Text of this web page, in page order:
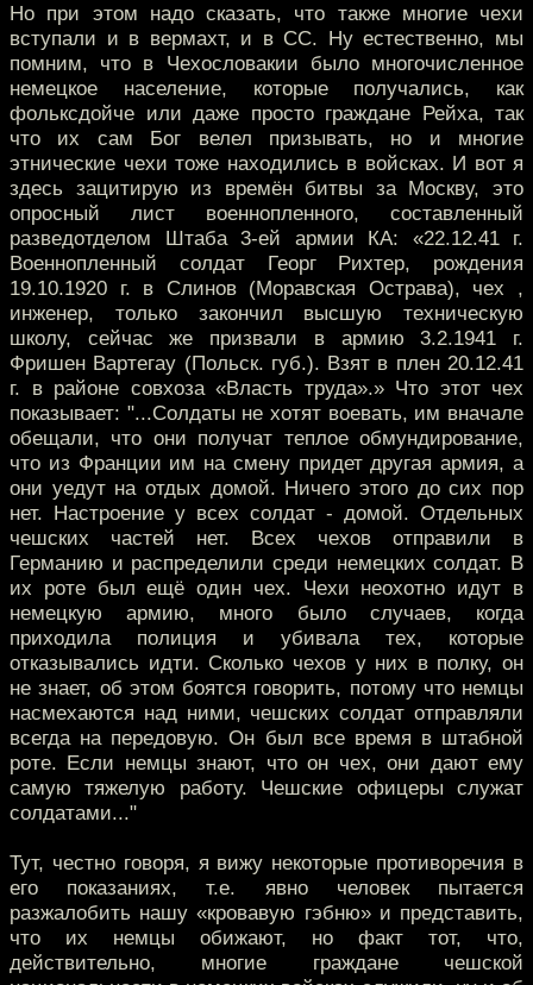
Но при этом надо сказать, что также многие чехи
вступали и в вермахт, и в СС. Ну естественно, мы
помним, что в Чехословакии было многочисленное
немецкое население, которые получались, как
фольксдойче или даже просто граждане Рейха, так
что их сам Бог велел призывать, но и многие
этнические чехи тоже находились в войсках. И вот я
здесь зацитирую из времён битвы за Москву, это
опросный лист военнопленного, составленный
разведотделом Штаба 3-ей армии КА: «22.12.41 г.
Военнопленный солдат Георг Рихтер, рождения
19.10.1920 г. в Слинов (Моравская Острава), чех ,
инженер, только закончил высшую техническую
школу, сейчас же призвали в армию 3.2.1941 г.
Фришен Вартегау (Польск. губ.). Взят в плен 20.12.41
г. в районе совхоза «Власть труда».» Что этот чех
показывает: "...Солдаты не хотят воевать, им вначале
обещали, что они получат теплое обмундирование,
что из Франции им на смену придет другая армия, а
они уедут на отдых домой. Ничего этого до сих пор
нет. Настроение у всех солдат - домой. Отдельных
чешских частей нет. Всех чехов отправили в
Германию и распределили среди немецких солдат. В
их роте был ещё один чех. Чехи неохотно идут в
немецкую армию, много было случаев, когда
приходила полиция и убивала тех, которые
отказывались идти. Сколько чехов у них в полку, он
не знает, об этом боятся говорить, потому что немцы
насмехаются над ними, чешских солдат отправляли
всегда на передовую. Он был все время в штабной
роте. Если немцы знают, что он чех, они дают ему
самую тяжелую работу. Чешские офицеры служат
солдатами..."
Тут, честно говоря, я вижу некоторые противоречия в
его показаниях, т.е. явно человек пытается
разжалобить нашу «кровавую гэбню» и представить,
что их немцы обижают, но факт тот, что,
действительно, многие граждане чешской